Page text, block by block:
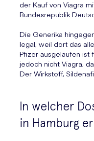
der Kauf von Viagra
Bundesrepublik
Die Generika
legal, weil dort das
Pfizer ausgelaufen ist
jedoch nicht Viagra,
Der Wirkstoff,
In welcher
in Hamburg